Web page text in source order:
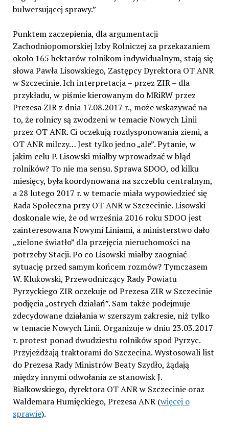
bulwersującej sprawy.”
Punktem zaczepienia, dla argumentacji
Zachodniopomorskiej Izby Rolniczej za przekazaniem
około 165 hektarów rolnikom indywidualnym, stają się
słowa Pawła Lisowskiego, Zastępcy Dyrektora OT ANR
w Szczecinie. Ich interpretacja – przez ZIR – dla
przykładu, w piśmie kierowanym do MRiRW przez
Prezesa ZIR z dnia 17.08.2017 r., może wskazywać na
to, że rolnicy są zwodzeni w temacie Nowych Linii
przez OT ANR. Ci oczekują rozdysponowania ziemi, a
OT ANR milczy… Jest tylko jedno „ale”. Pytanie, w
jakim celu P. Lisowski miałby wprowadzać w błąd
rolników? To nie ma sensu. Sprawa SDOO, od kilku
miesięcy, była koordynowana na szczeblu centralnym,
a 28 lutego 2017 r. w temacie miała wypowiedzieć się
Rada Społeczna przy OT ANR w Szczecinie. Lisowski
doskonale wie, że od września 2016 roku SDOO jest
zainteresowana Nowymi Liniami, a ministerstwo dało
„zielone światło” dla przejęcia nieruchomości na
potrzeby Stacji. Po co Lisowski miałby zaogniać
sytuację przed samym końcem rozmów? Tymczasem
W. Klukowski, Przewodniczący Rady Powiatu
Pyrzyckiego ZIR oczekuje od Prezesa ZIR w Szczecinie
podjęcia „ostrych działań”. Sam także podejmuje
zdecydowane działania w szerszym zakresie, niż tylko
w temacie Nowych Linii. Organizuje w dniu 23.03.2017
r. protest ponad dwudziestu rolników spod Pyrzyc.
Przyjeżdżają traktorami do Szczecina. Wystosowali list
do Prezesa Rady Ministrów Beaty Szydło, żądają
między innymi odwołania ze stanowisk J.
Białkowskiego, dyrektora OT ANR w Szczecinie oraz
Waldemara Humięckiego, Prezesa ANR (więcej o
sprawie).